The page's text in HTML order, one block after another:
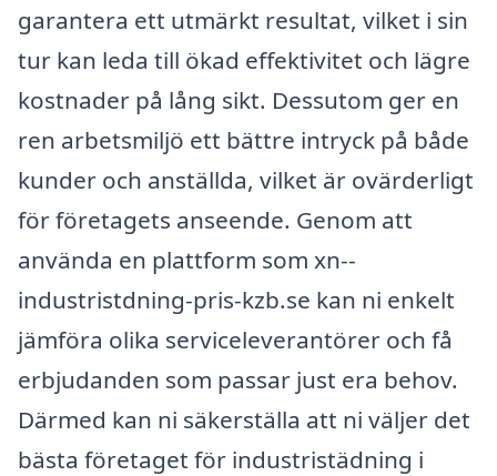
garantera ett utmärkt resultat, vilket i sin
tur kan leda till ökad effektivitet och lägre
kostnader på lång sikt. Dessutom ger en
ren arbetsmiljö ett bättre intryck på både
kunder och anställda, vilket är ovärderligt
för företagets anseende. Genom att
använda en plattform som xn--
industristdning-pris-kzb.se kan ni enkelt
jämföra olika serviceleverantörer och få
erbjudanden som passar just era behov.
Därmed kan ni säkerställa att ni väljer det
bästa företaget för industristädning i